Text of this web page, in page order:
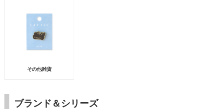
その他雑貨
ブランド＆シリーズ